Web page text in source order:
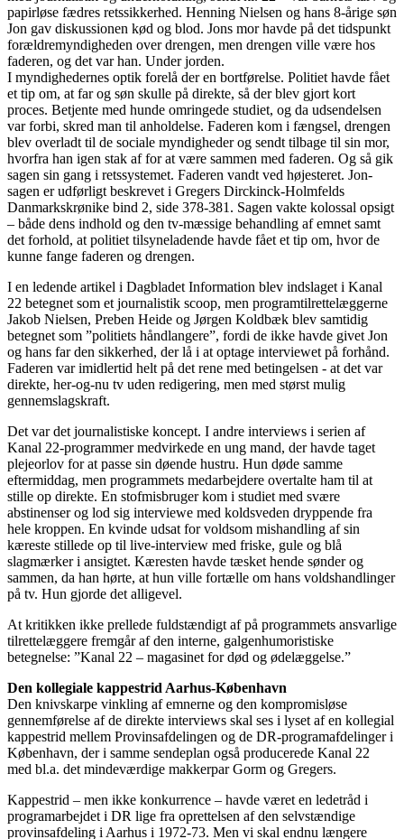
papirløse fædres retssikkerhed. Henning Nielsen og hans 8-årige søn
Jon gav diskussionen kød og blod. Jons mor havde på det tidspunkt
forældremyndigheden over drengen, men drengen ville være hos
faderen, og det var han. Under jorden.
I myndighedernes optik forelå der en bortførelse. Politiet havde fået
et tip om, at far og søn skulle på direkte, så der blev gjort kort
proces. Betjente med hunde omringede studiet, og da udsendelsen
var forbi, skred man til anholdelse. Faderen kom i fængsel, drengen
blev overladt til de sociale myndigheder og sendt tilbage til sin mor,
hvorfra han igen stak af for at være sammen med faderen. Og så gik
sagen sin gang i retssystemet. Faderen vandt ved højesteret. Jon-
sagen er udførligt beskrevet i Gregers Dirckinck-Holmfelds
Danmarkskrønike bind 2, side 378-381. Sagen vakte kolossal opsigt
– både dens indhold og den tv-mæssige behandling af emnet samt
det forhold, at politiet tilsyneladende havde fået et tip om, hvor de
kunne fange faderen og drengen.
I en ledende artikel i Dagbladet Information blev indslaget i Kanal
22 betegnet som et journalistik scoop, men programtilrettelæggerne
Jakob Nielsen, Preben Heide og Jørgen Koldbæk blev samtidig
betegnet som ”politiets håndlangere”, fordi de ikke havde givet Jon
og hans far den sikkerhed, der lå i at optage interviewet på forhånd.
Faderen var imidlertid helt på det rene med betingelsen - at det var
direkte, her-og-nu tv uden redigering, men med størst mulig
gennemslagskraft.
Det var det journalistiske koncept. I andre interviews i serien af
Kanal 22-programmer medvirkede en ung mand, der havde taget
plejeorlov for at passe sin døende hustru. Hun døde samme
eftermiddag, men programmets medarbejdere overtalte ham til at
stille op direkte. En stofmisbruger kom i studiet med svære
abstinenser og lod sig interviewe med koldsveden dryppende fra
hele kroppen. En kvinde udsat for voldsom mishandling af sin
kæreste stillede op til live-interview med friske, gule og blå
slagmærker i ansigtet. Kæresten havde tæsket hende sønder og
sammen, da han hørte, at hun ville fortælle om hans voldshandlinger
på tv. Hun gjorde det alligevel.
At kritikken ikke prellede fuldstændigt af på programmets ansvarlige
tilrettelæggere fremgår af den interne, galgenhumoristiske
betegnelse: ”Kanal 22 – magasinet for død og ødelæggelse.”
Den kollegiale kappestrid Aarhus-København
Den knivskarpe vinkling af emnerne og den kompromisløse
gennemførelse af de direkte interviews skal ses i lyset af en kollegial
kappestrid mellem Provinsafdelingen og de DR-programafdelinger i
København, der i samme sendeplan også producerede Kanal 22
med bl.a. det mindeværdige makkerpar Gorm og Gregers.
Kappestrid – men ikke konkurrence – havde været en ledetråd i
programarbejdet i DR lige fra oprettelsen af den selvstændige
provinsafdeling i Aarhus i 1972-73. Men vi skal endnu længere